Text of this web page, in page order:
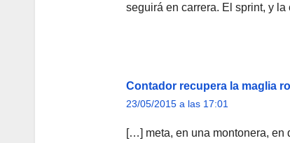
seguirá en carrera. El sprint, y
Contador recupera la maglia
23/05/2015 a las 17:01
[…] meta, en una montonera, en